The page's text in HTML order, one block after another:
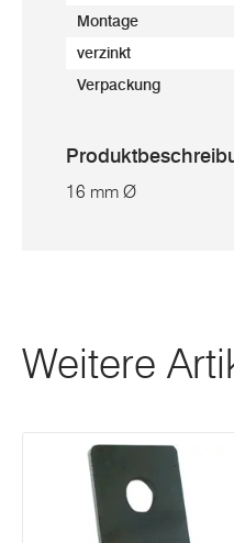
Montage
verzinkt
Verpackung
16 mm Ø
Weitere